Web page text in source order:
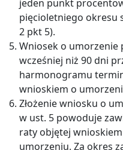
jeden punkt
pięcioletniego okresu
2 pkt 5).
Wniosek o umorzenie
wcześniej niż 90 dni
harmonogramu
wnioskiem o
Złożenie wniosku o
w ust. 5 powoduje
raty objętej
umorzeniu. Za okres